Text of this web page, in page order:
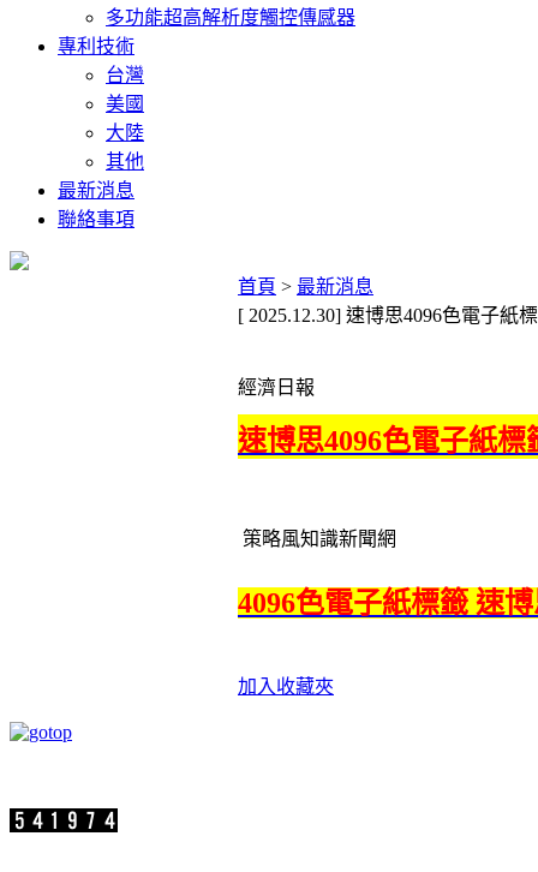
多功能超高解析度觸控傳感器
專利技術
台灣
美國
大陸
其他
最新消息
聯絡事項
首頁 > 最新消息
[ 2025.12.30] 速博思4096色電子紙
經濟日報
速博思4096色電子紙
策略風知識新聞網
4096色電子紙標籤 速
加入收藏夾